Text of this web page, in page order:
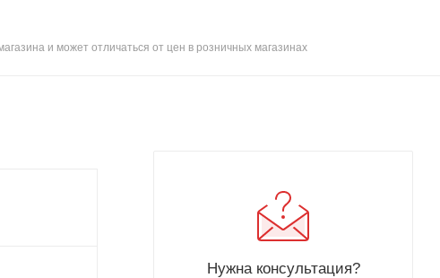
и может отличаться от цен в розничных магазинах
Нужна консультация?